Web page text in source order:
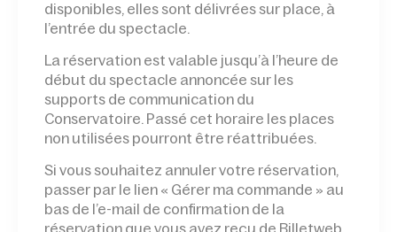
disponibles, elles sont délivrées sur place, à
l’entrée du spectacle.
La réservation est valable jusqu’à l’heure de
début du spectacle annoncée sur les
supports de communication du
Conservatoire. Passé cet horaire les places
non utilisées pourront être réattribuées.
Si vous souhaitez annuler votre réservation,
passer par le lien « Gérer ma commande » au
bas de l’e-mail de confirmation de la
réservation que vous avez reçu de Billetweb.